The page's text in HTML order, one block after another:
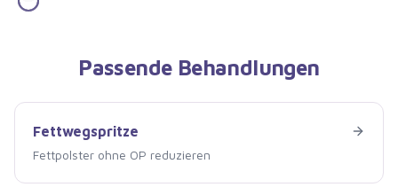
Passende Behandlungen
Fettwegspritze
Fettpolster ohne OP reduzieren
Fettwegspritze